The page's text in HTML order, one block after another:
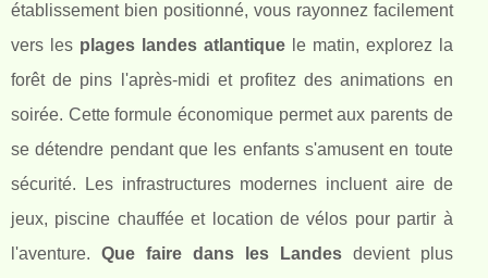
établissement bien positionné, vous rayonnez facilement
vers les plages landes atlantiquele matin, explorez la
forêt de pins l'après-midi et profitez des animations en
soirée. Cette formule économique permet aux parents de
se détendre pendant que les enfants s'amusent en toute
sécurité. Les infrastructures modernes incluent aire de
jeux, piscine chauffée et location de vélos pour partir à
l'aventure. Que faire dans les Landesdevient plus